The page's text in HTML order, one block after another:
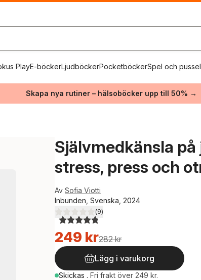
PlayE-böckerLjudböckerPocketböckerSpel och pussel
Skapa nya rutiner – hälsoböcker upp till 50% →
Självmedkänsla
stress, press och
Av Sofia Viotti
Inbunden, Svenska, 2024
4,8utav 5 stjärnor. Totalt antal röster:
(9)
249 kr282 kr
Lägg i varukorg
Skickas . Fri frakt över 249 kr.